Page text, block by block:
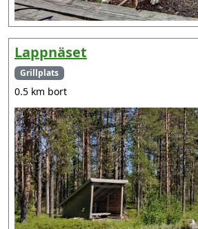
Lappnäset
Grillplats
0.5 km bort